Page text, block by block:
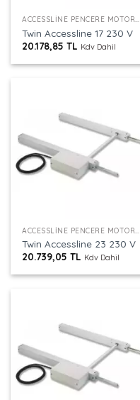
ACCESSLINE PENCERE MOTORU
Twin Accessline 17 230 V
20.178,85TL Kdv Dahil
ACCESSLINE PENCERE MOTORU
Twin Accessline 23 230 V
20.739,05TL Kdv Dahil